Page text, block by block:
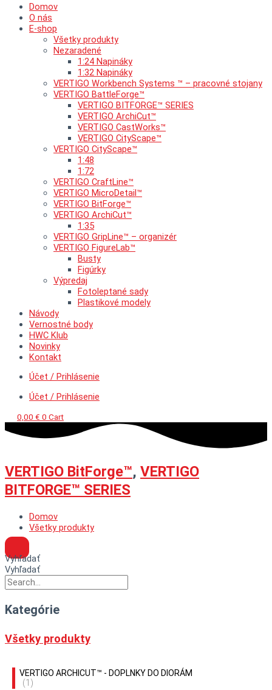
Domov
O nás
E-shop
Všetky produkty
Nezaradené
1:24 Napináky
1:32 Napináky
VERTIGO Workbench Systems ™ – pracovné stojany
VERTIGO BattleForge™
VERTIGO BITFORGE™ SERIES
VERTIGO ArchiCut™
VERTIGO CastWorks™
VERTIGO CityScape™
VERTIGO CityScape™
1:48
1:72
VERTIGO CraftLine™
VERTIGO MicroDetail™
VERTIGO BitForge™
VERTIGO ArchiCut™
1:35
VERTIGO GripLine™ – organizér
VERTIGO FigureLab™
Busty
Figúrky
Výpredaj
Fotoleptané sady
Plastikové modely
Návody
Vernostné body
HWC Klub
Novinky
Kontakt
Účet / Prihlásenie
Účet / Prihlásenie
0,00 € 0 Cart
VERTIGO BitForge™, VERTIGO
BITFORGE™ SERIES
Domov
Všetky produkty
Vyhľadať
Vyhľadať
Kategórie
Všetky produkty
VERTIGO ARCHICUT™ - DOPLNKY DO DIORÁM
(1)